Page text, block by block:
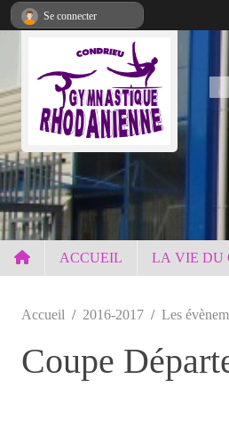
ACCUEIL LA VIE DU
Accueil 2016-2017 Les
Coupe
Se connecter
Panneau de gestion des cookies